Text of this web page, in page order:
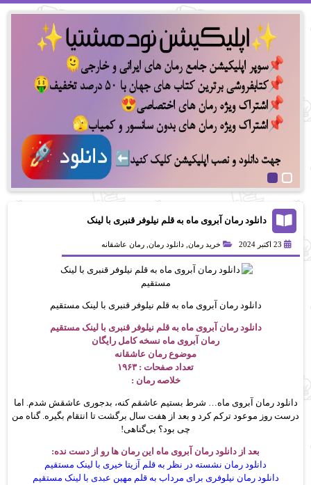
دانلود رمان آبروی ماه به قلم نیلوفر قنبری با لینک
23 اکتبر 2024 خرید رمان, دانلود رمان, رمان عاشقانه
دانلود رمان آبروی ماه به قلم نیلوفر قنبری با لینک مستقیم
دانلود رمان آبروی ماه به قلم نیلوفر قنبری با لینک مستقیم
رمان آبروی ماه نسخه کامل رایگان
موضوع رمان عاشقانه
تعداد صفحات : ۱۹۶۳
خلاصه رمان :
دانلود رمان آبروی ماه… شرط بستیم عاشقم کنه، بدجوری عاشقش شدم. اما
درست روز موعود ترکم‌ کرد و بعد از هفت سال برگشت تا انتقام بگیره. گناه من
چی بود؟ بی‌گناهی!
بعد از دانلود رمان آبروی ماه این رمان ها رو از دست نده:
دانلود رمان نشسته در نظر به قلم آزیتا خیری با لینک مستقیم
دانلود رمان نیلوفری برای مرداب به قلم مهین عبدی با لینک مستقیم